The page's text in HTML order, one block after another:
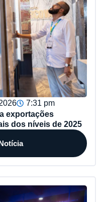
7:31 pm
exportações
dos níveis de 2025